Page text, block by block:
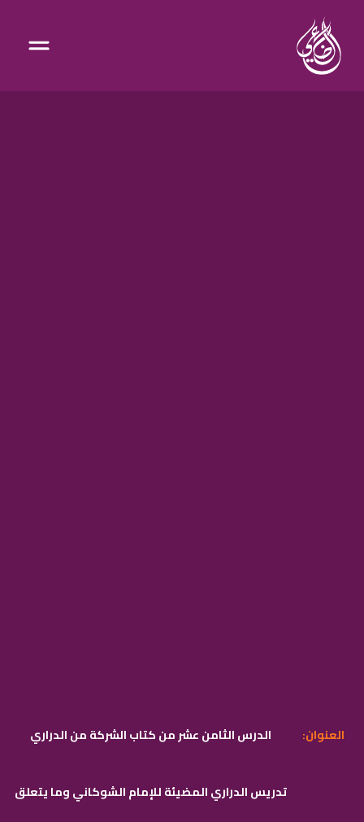
الدرس الثامن عشر من كتاب الشركة من الدراري :العنوان
تدريس الدراري المضيئة للإمام الشوكاني وما يتعلق